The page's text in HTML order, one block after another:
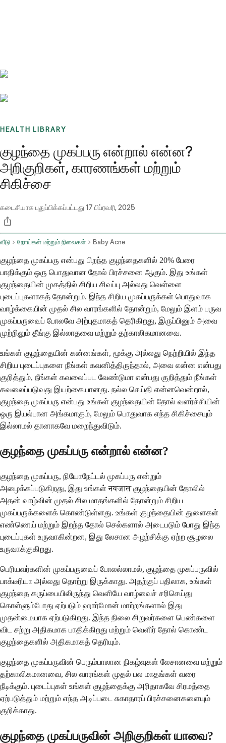
HEALTH LIBRARY
குழந்தை முகப்பரு என்றால் என்ன?
அறிகுறிகள், காரணங்கள் மற்றும்
சிகிச்சை
கடைசியாக புதுப்பிக்கப்பட்டது 17 பிப்ரவரி, 2025
வீடு நோய்கள் மற்றும் நிலைகள் Baby Acne
குழந்தை முகப்பரு என்பது பிறந்த குழந்தைகளில் 20% பேரை
பாதிக்கும் ஒரு பொதுவான தோல் பிரச்சனை ஆகும். இது உங்கள்
குழந்தையின் முகத்தில் சிறிய சிவப்பு அல்லது வெள்ளை
புடைப்புகளாகத் தோன்றும். இந்த சிறிய முகப்பருக்கள் பொதுவாக
வாழ்க்கையின் முதல் சில வாரங்களில் தோன்றும், மேலும் இளம் பருவ
முகப்பருவைப் போலவே அற்புதமாகத் தெரிகிறது, இருப்பினும் அவை
முற்றிலும் தீங்கு இல்லாதவை மற்றும் தற்காலிகமானவை.
உங்கள் குழந்தையின் கன்னங்கள், மூக்கு அல்லது நெற்றியில் இந்த
சிறிய புடைப்புகளை நீங்கள் கவனித்திருந்தால், அவை என்ன என்பது
குறித்தும், நீங்கள் கவலைப்பட வேண்டுமா என்பது குறித்தும் நீங்கள்
கவலைப்படுவது இயற்கையானது. நல்ல செய்தி என்னவென்றால்,
குழந்தை முகப்பரு என்பது உங்கள் குழந்தையின் தோல் வளர்ச்சியின்
ஒரு இயல்பான அங்கமாகும், மேலும் பொதுவாக எந்த சிகிச்சையும்
இல்லாமல் தானாகவே மறைந்துவிடும்.
குழந்தை முகப்பரு என்றால் என்ன?
குழந்தை முகப்பரு, நியோநேட்டல் முகப்பரு என்றும்
அழைக்கப்படுகிறது, இது உங்கள் नवजात குழந்தையின் தோலில்
அதன் வாழ்வின் முதல் சில மாதங்களில் தோன்றும் சிறிய
முகப்பருக்களைக் கொண்டுள்ளது. உங்கள் குழந்தையின் துளைகள்
எண்ணெய் மற்றும் இறந்த தோல் செல்களால் அடைபடும் போது இந்த
புடைப்புகள் உருவாகின்றன, இது லேசான அழற்சிக்கு ஏற்ற சூழலை
உருவாக்குகிறது.
பெரியவர்களின் முகப்பருவைப் போலல்லாமல், குழந்தை முகப்பருவில்
பாக்டீரியா அல்லது தொற்று இருக்காது. அதற்குப் பதிலாக, உங்கள்
குழந்தை கருப்பையிலிருந்து வெளியே வாழ்வைச் சரிசெய்து
கொள்ளும்போது ஏற்படும் ஹார்மோன் மாற்றங்களால் இது
முதன்மையாக ஏற்படுகிறது. இந்த நிலை சிறுவர்களை பெண்களை
விட சற்று அதிகமாக பாதிக்கிறது மற்றும் வெளிர் தோல் கொண்ட
குழந்தைகளில் அதிகமாகத் தெரியும்.
குழந்தை முகப்பருவின் பெரும்பாலான நிகழ்வுகள் லேசானவை மற்றும்
தற்காலிகமானவை, சில வாரங்கள் முதல் பல மாதங்கள் வரை
நீடிக்கும். புடைப்புகள் உங்கள் குழந்தைக்கு அரிதாகவே சிரமத்தை
ஏற்படுத்தும் மற்றும் எந்த அடிப்படை சுகாதாரப் பிரச்சனைகளையும்
குறிக்காது.
குழந்தை முகப்பருவின் அறிகுறிகள் யாவை?